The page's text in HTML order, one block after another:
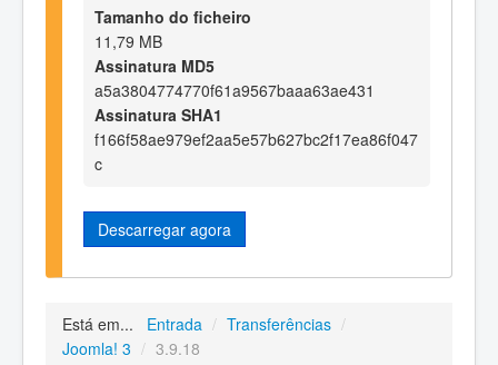
Tamanho do ficheiro
11,79 MB
Assinatura MD5
a5a3804774770f61a9567baaa63ae431
Assinatura SHA1
f166f58ae979ef2aa5e57b627bc2f17ea86f047
c
Descarregar agora
Está em... Entrada / Transferências /
Joomla! 3 / 3.9.18